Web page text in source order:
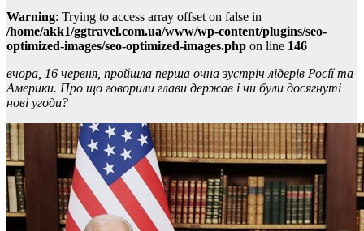
Warning: Trying to access array offset on false in
/home/akk1/ggtravel.com.ua/www/wp-content/plugins/seo-
optimized-images/seo-optimized-images.php on line 146
вчора, 16 червня, пройшла перша очна зустріч лідерів Росії та
Америки. Про що говорили глави держав і чи були досягнуті
нові угоди?